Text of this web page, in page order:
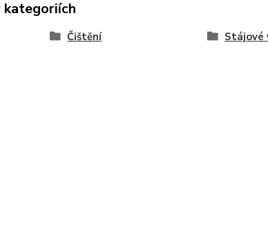
kategoriích
Čištění Stájové